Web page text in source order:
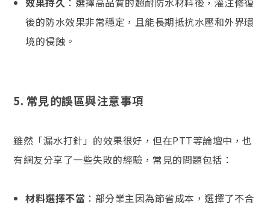
後的防水效果非常穩定，且能長期抵抗水壓和外界環
境的侵蝕。
5. 常見的誤區與注意事項
雖然「漏水打針」的效果很好，但在PTT等論壇中，也
有網友分享了一些失敗的經驗，常見的問題包括：
材料選擇不當 ：部分業主因為節省成本，選擇了不合